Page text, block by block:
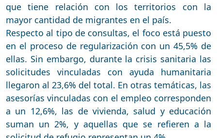
que tiene relación con los territorios con la
mayor cantidad de migrantes en el país.
Respecto al tipo de consultas, el foco está puesto
en el proceso de regularización con un 45,5% de
ellas. Sin embargo, durante la crisis sanitaria las
solicitudes vinculadas con ayuda humanitaria
llegaron al 23,6% del total. En otras temáticas, las
asesorías vinculadas con el empleo corresponden
a un 12,6%, las de vivienda, salud y educación
suman un 2%, y aquellas que se refieren a la